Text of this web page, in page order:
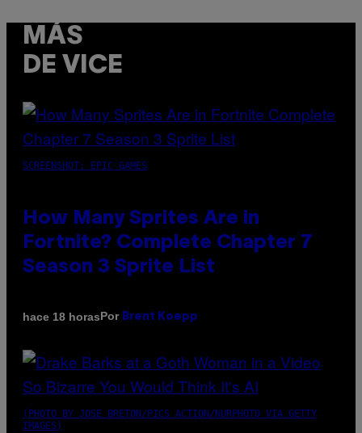
MÁS
DE VICE
SCREENSHOT: EPIC GAMES
How Many Sprites Are in
Fortnite? Complete Chapter 7
Season 3 Sprite List
hace 18 horasPor Brent Koepp
(PHOTO BY JOSE BRETON/PICS ACTION/NURPHOTO VIA GETTY
IMAGES)